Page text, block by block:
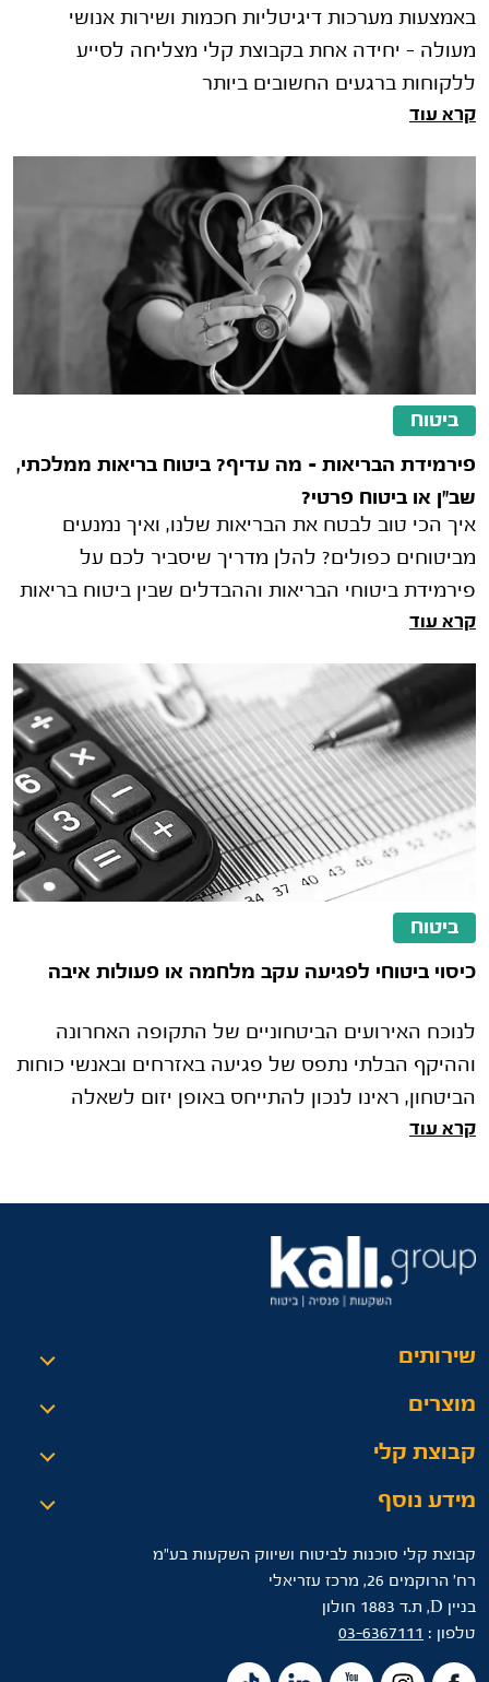
באמצעות מערכות דיגיטליות חכמות ושירות אנושי
מעולה – יחידה אחת בקבוצת קלי מצליחה לסייע
ללקוחות ברגעים החשובים ביותר
קרא עוד
ביטוח
פירמידת הבריאות – מה עדיף? ביטוח בריאות ממלכתי,
שב"ן או ביטוח פרטי?
איך הכי טוב לבטח את הבריאות שלנו, ואיך נמנעים
מביטוחים כפולים? להלן מדריך שיסביר לכם על
פירמידת ביטוחי הבריאות וההבדלים שבין ביטוח בריאות
ממלכתי, שב"ן וביטוח פרטי
קרא עוד
ביטוח
כיסוי ביטוחי לפגיעה עקב מלחמה או פעולות איבה
לנוכח האירועים הביטחוניים של התקופה האחרונה
וההיקף הבלתי נתפס של פגיעה באזרחים ובאנשי כוחות
הביטחון, ראינו לנכון להתייחס באופן יזום לשאלה
הבאה: האם יש כיסוי ביטוחי לפגיעה הנגרמת כתוצאה
קרא עוד
שירותים
מוצרים
קבוצת קלי
מידע נוסף
קבוצת קלי סוכנות לביטוח ושיווק השקעות בע"מ
רח’ הרוקמים 26, מרכז עזריאלי
בניין D, ת.ד 1883 חולון
טלפון : 03-6367111